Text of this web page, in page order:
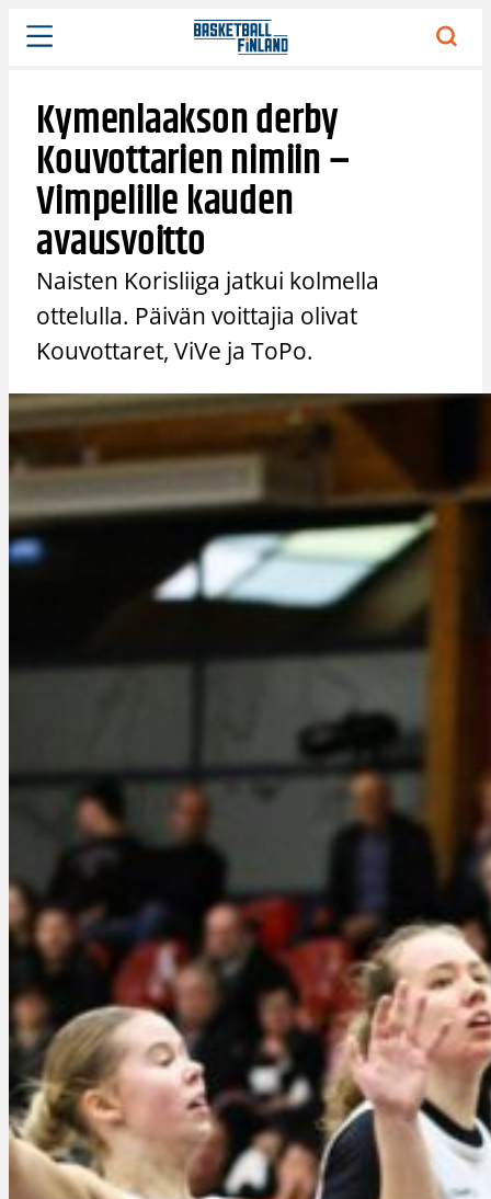
Siirry
sisältöön
Kymenlaakson derby
Kouvottarien nimiin –
Vimpelille kauden
avausvoitto
Naisten Korisliiga jatkui kolmella
ottelulla. Päivän voittajia olivat
Kouvottaret, ViVe ja ToPo.